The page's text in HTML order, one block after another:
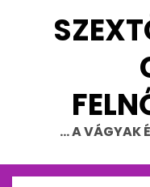
… A VÁGYAK